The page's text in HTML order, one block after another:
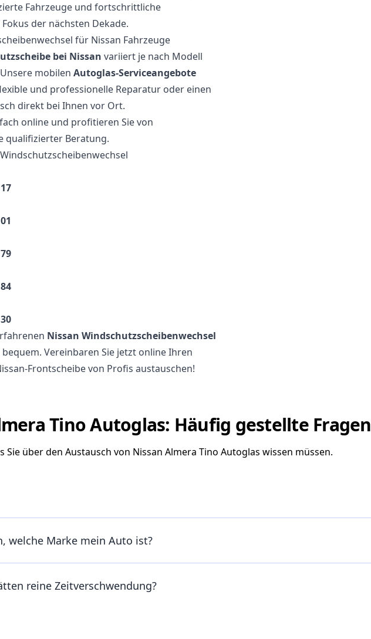
Fahrzeuge und fortschrittliche
der nächsten Dekade.
für Nissan Fahrzeuge
bei Nissan variiert je nach Modell
mobilen Autoglas-Serviceangebote
und professionelle Reparatur oder einen
direkt bei Ihnen vor Ort.
online und profitieren Sie von
qualifizierter Beratung.
Nissan Windschutzscheibenwechsel
Vereinbaren Sie jetzt online Ihren
Frontscheibe von Profis austauschen!
Tino Autoglas: Häufig gestellte Fragen
Sie über den Austausch von Nissan Almera Tino Autoglas wissen müssen.
welche Marke mein Auto ist?
reine Zeitverschwendung?